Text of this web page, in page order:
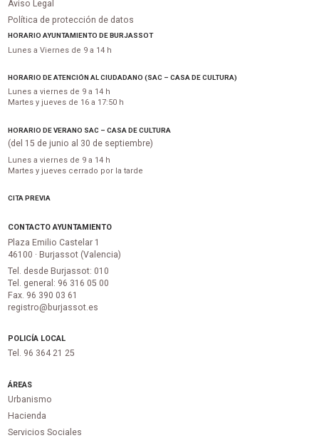
Aviso Legal
Política de protección de datos
HORARIO AYUNTAMIENTO DE BURJASSOT
Lunes a Viernes de 9 a 14 h
HORARIO DE ATENCIÓN AL CIUDADANO (SAC – CASA DE CULTURA)
Lunes a viernes de 9 a 14 h
Martes y jueves de 16 a 17:50 h
HORARIO DE VERANO SAC – CASA DE CULTURA
(del 15 de junio al 30 de septiembre)
Lunes a viernes de 9 a 14 h
Martes y jueves cerrado por la tarde
CITA PREVIA
CONTACTO AYUNTAMIENTO
Plaza Emilio Castelar 1
46100 · Burjassot (Valencia)
Tel. desde Burjassot: 010
Tel. general: 96 316 05 00
Fax. 96 390 03 61
registro@burjassot.es
POLICÍA LOCAL
Tel. 96 364 21 25
ÁREAS
Urbanismo
Hacienda
Servicios Sociales